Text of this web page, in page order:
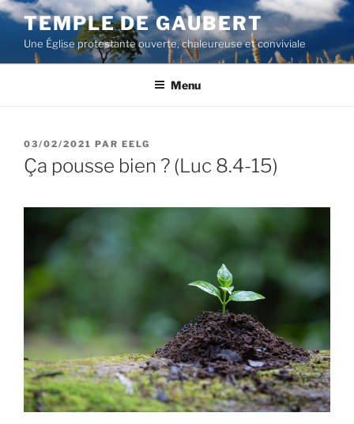
Aller
contenu
principal
TEMPLE DE GAUBERT
Une Église protestante ouverte, chaleureuse et conviviale
Menu
PUBLIÉ
LE
03/02/2021 PAR EELG
Ça pousse bien ? (Luc 8.4-15)